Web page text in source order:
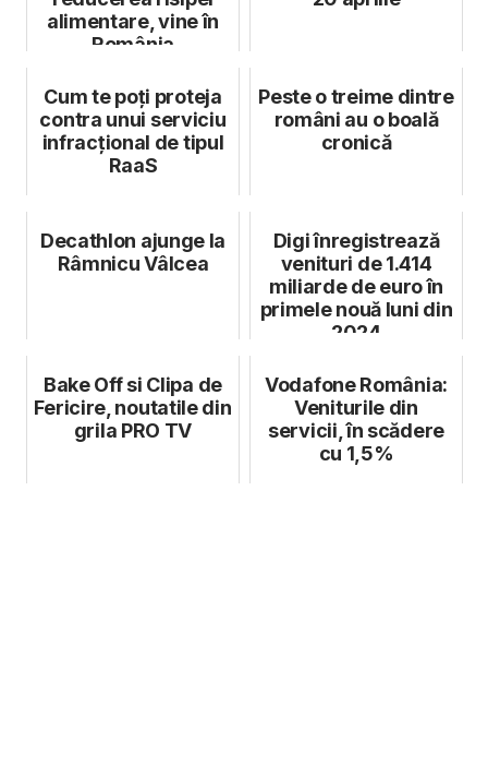
alimentare, vine în
România
Cum te poți proteja
contra unui serviciu
infracţional de tipul
RaaS
Peste o treime dintre
români au o boală
cronică
Decathlon ajunge la
Râmnicu Vâlcea
Digi înregistrează
venituri de 1.414
miliarde de euro în
primele nouă luni din
2024
Bake Off si Clipa de
Fericire, noutatile din
grila PRO TV
Vodafone România:
Veniturile din
servicii, în scădere
cu 1,5%